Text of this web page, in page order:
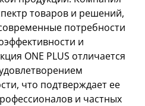
товаров и решений,
потребности
и
ONE PLUS отличается
что подтверждает ее
и частных